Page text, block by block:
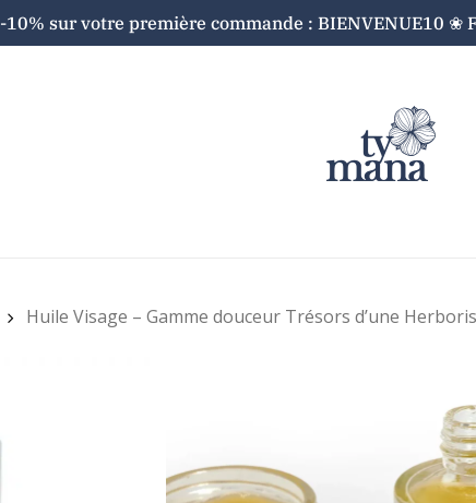
-10% sur votre première commande : BIENVENUE10 ❀
Huile Visage – Gamme douceur Trésors d’une